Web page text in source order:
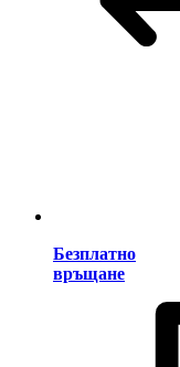
Безплатно
връщане